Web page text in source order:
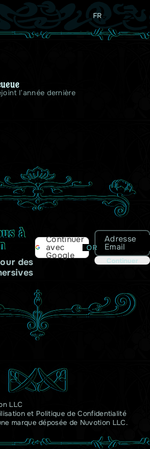
FR
l’année dernière
à
des
Continuer
avec
Google
OR
Adresse
Email
Continuer
LLC
et Politique de Confidentialité
marque déposée de Nuvotion LLC.